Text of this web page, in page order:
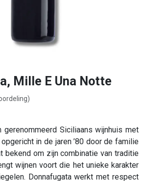
Mille E Una Notte
gerenommeerd Siciliaans wijnhuis met
in de jaren ’80 door de familie
bekend om zijn combinatie van traditie
wijnen voort die het unieke karakter
Donnafugata werkt met respect